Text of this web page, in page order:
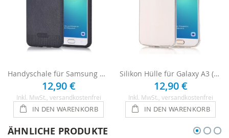
Handyschale für Samsung Galaxy A3 2016 - Schwarz
12,90 €
Inkl. MwSt. , versandkostenfrei
IN DEN WARENKORB
Silikon Hülle für Galaxy A3 (2016) - Transparent
12,90 €
Inkl. MwSt. , versandkostenfrei
IN DEN WARENKORB
ÄHNLICHE PRODUKTE